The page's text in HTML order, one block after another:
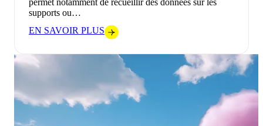
supports ou…
EN SAVOIR PLUS